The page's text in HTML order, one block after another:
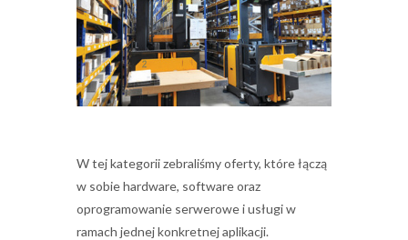
W tej kategorii zebraliśmy oferty, które łączą
w sobie hardware, software oraz
oprogramowanie serwerowe i usługi w
ramach jednej konkretnej aplikacji.